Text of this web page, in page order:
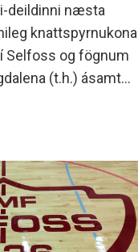
deildinni næsta
knattspyrnukona
Selfoss og fögnum
(t.h.) ásamt